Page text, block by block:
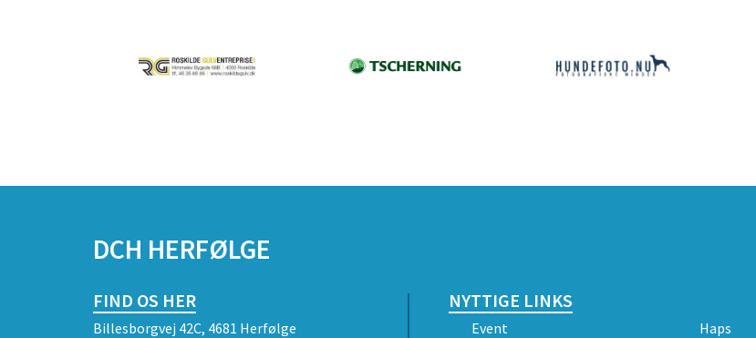
DCH HERFØLGE
FIND OS HER
Billesborgvej 42C, 4681 Herfølge
NYTTIGE LINKS
Event Haps